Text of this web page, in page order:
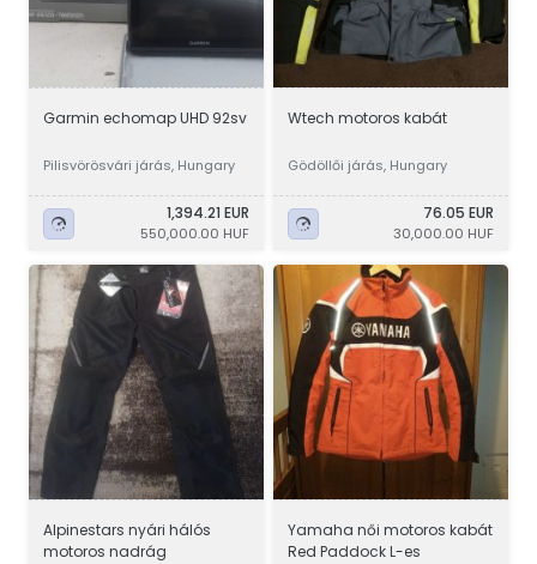
Garmin echomap UHD 92sv
Pilisvörösvári járás, Hungary
1,394.21 EUR
550,000.00 HUF
Wtech motoros kabát
Gödöllői járás, Hungary
76.05 EUR
30,000.00 HUF
Alpinestars nyári hálós
motoros nadrág
Yamaha női motoros kabát
Red Paddock L-es